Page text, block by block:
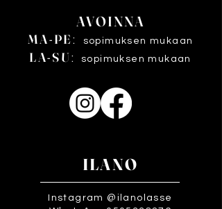
AVOINNA
MA-PE: sopimuksen mukaan
LA-SU: sopimuksen mukaan
ILANO
Instagram @ilanolasse